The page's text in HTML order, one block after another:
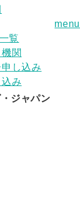
覧
関
し込み
み
menu
ジャパン